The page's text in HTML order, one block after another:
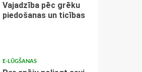
Vajadzība pēc grēku
piedošanas un ticības
E-LŪGŠANAS